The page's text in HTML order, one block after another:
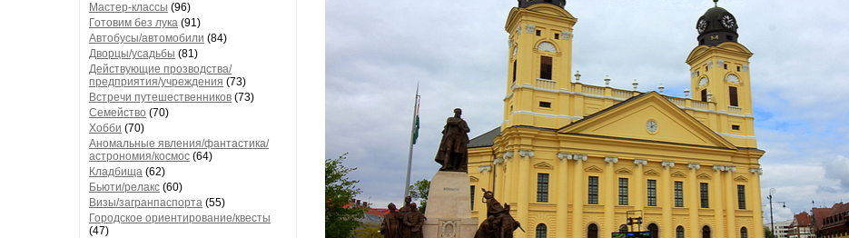
Мастер-классы (96)
Готовим без лука (91)
Автобусы/автомобили (84)
Дворцы/усадьбы (81)
Действующие прозводства/
предприятия/учреждения (73)
Встречи путешественников (73)
Семейство (70)
Хобби (70)
Аномальные явления/фантастика/
астрономия/космос (64)
Кладбища (62)
Бьюти/релакс (60)
Визы/загранпаспорта (55)
Городское ориентирование/квесты
(47)